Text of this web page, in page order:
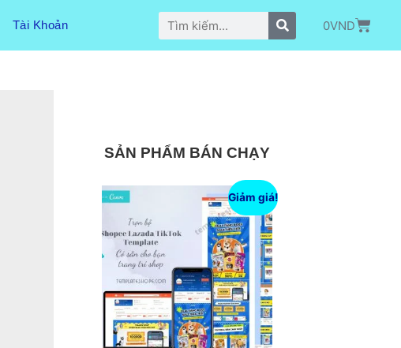
Tài Khoản 0VND
SẢN PHẨM BÁN CHẠY
Giảm giá!